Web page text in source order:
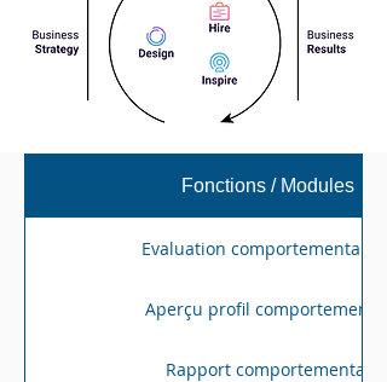
Fonctions / Modules
Evaluation comportementale PI
Aperçu profil comportemental
Rapport comportemental